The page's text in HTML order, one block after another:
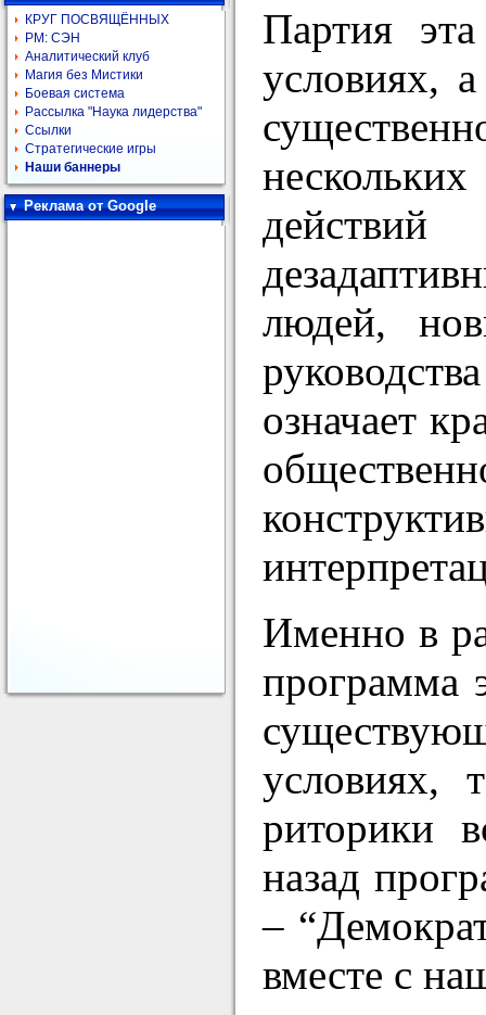
КРУГ ПОСВЯЩЁННЫХ
РМ: СЭН
Аналитический клуб
Магия без Мистики
Боевая система
Рассылка "Наука лидерства"
Ссылки
Стратегические игры
Наши баннеры
Реклама от Google
Партия
условиях,
людей,
означает
Именно в
программа
условиях,
риторики
назад
–
вместе с